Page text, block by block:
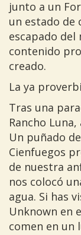
junto a un
un estado de
escapado del
contenido
creado.
La ya
Tras una
Rancho
Un puñado
Cienfuegos
de nuestra
nos colocó
agua. Si has
Unknown en
comen en un